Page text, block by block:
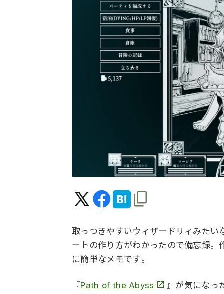
取っつきやすいウィザードリィみたい
ートの作り方がわかったので備忘録
に簡単なメモです。
『Path of the Abyss
』が気になっ